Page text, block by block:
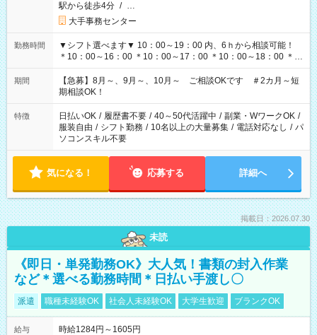
駅から徒歩4分 / …
大手事務センター
勤務時間
▼シフト選べます▼ 10：00～19：00 内、6ｈから相談可能！
＊10：00～16：00 ＊10：00～17：00 ＊10：00～18：00 ＊
11：00～19：00 ＊12：00～19：00 ＊13：00～19：00
期間
【急募】8月～、9月～、10月～ ご相談OKです ＃2カ月～短
期相談OK！
特徴 日払いOK / 履歴書不要 / 40～50代活躍中 / 副業・WワークOK /
服装自由 / シフト勤務 / 10名以上の大量募集 / 電話対応なし / パ
ソコンスキル不要
気になる！ 応募する 詳細へ
掲載日：2026.07.30
未読
《即日・単発勤務OK》大人気！書類の封入作業
など＊選べる勤務時間＊日払い手渡し〇
派遣 職種未経験OK 社会人未経験OK 大学生歓迎 ブランクOK
給与
時給1284円～1605円